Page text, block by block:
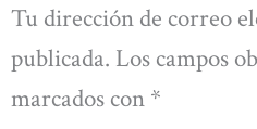
Tu dirección de correo
publicada. Los campos
marcados con *